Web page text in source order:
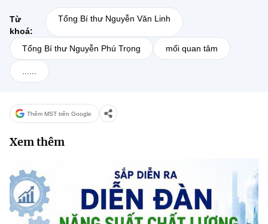
Từ
khoá:
Tổng Bí thư Nguyễn Văn Linh
Tổng Bí thư Nguyễn Phú Trọng mối quan tâm
......
Thêm MST trên Google
Xem thêm